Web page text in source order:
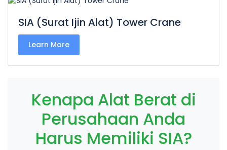
SIA (Surat Ijin Alat) Tower Crane
Learn More
Kenapa Alat Berat di
Perusahaan Anda
Harus Memiliki SIA?